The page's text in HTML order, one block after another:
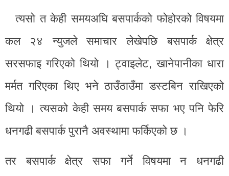
त्यसो त केही समयअघि बसपार्कको फोहोरको विषयमा
कल २४ न्युजले समाचार लेखेपछि बसपार्क क्षेत्र
सरसफाइ गरिएको थियो । ट्वाइलेट, खानेपानीका धारा
मर्मत गरिएका थिए भने ठाउँठाउँमा डस्टबिन राखिएको
थियो । त्यसको केही समय बसपार्क सफा भए पनि फेरि
धनगढी बसपार्क पुरानै अवस्थामा फर्किएको छ ।
तर बसपार्क क्षेत्र सफा गर्ने विषयमा न धनगढी